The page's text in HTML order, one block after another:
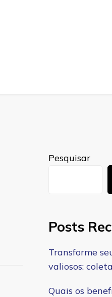
Pesquisar
Posts
Transforme
valiosos:
Quais os